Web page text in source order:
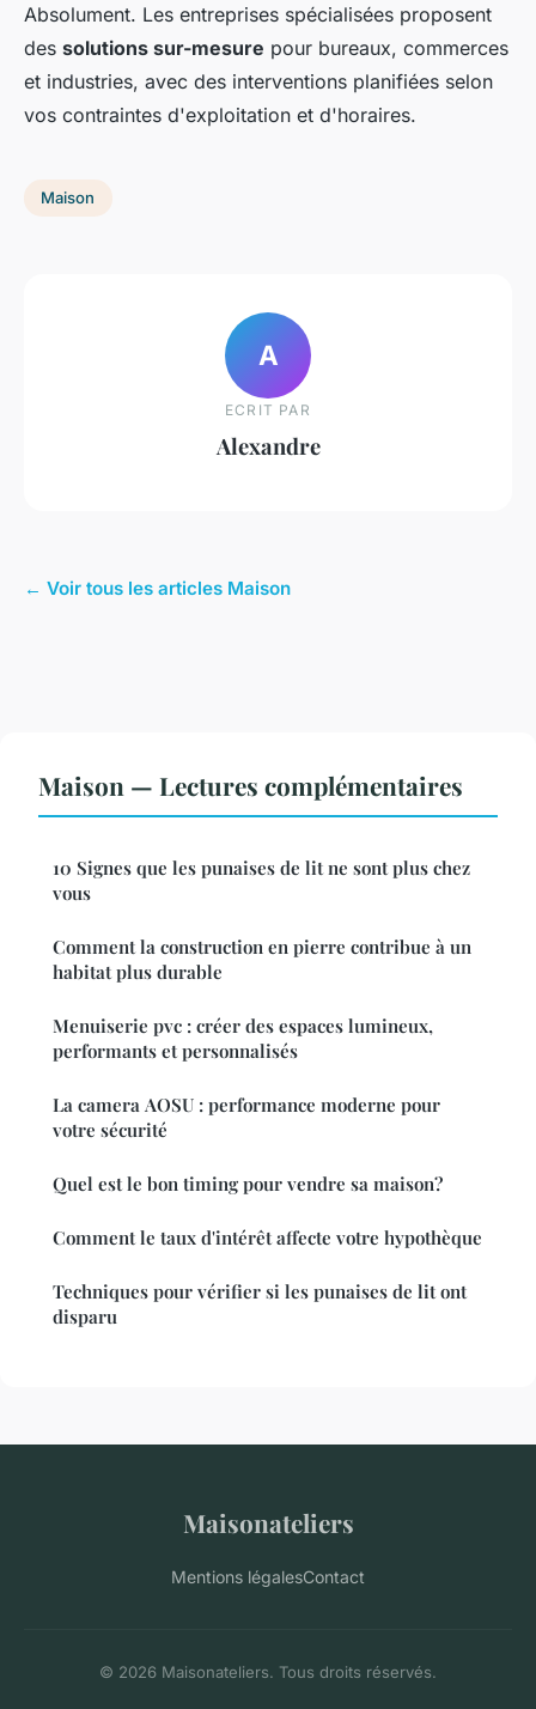
Absolument. Les entreprises spécialisées proposent
des solutions sur-mesure pour bureaux, commerces
et industries, avec des interventions planifiées selon
vos contraintes d'exploitation et d'horaires.
Maison
A
ECRIT PAR
Alexandre
← Voir tous les articles Maison
Maison — Lectures complémentaires
10 Signes que les punaises de lit ne sont plus chez
vous
Comment la construction en pierre contribue à un
habitat plus durable
Menuiserie pvc : créer des espaces lumineux,
performants et personnalisés
La camera AOSU : performance moderne pour
votre sécurité
Quel est le bon timing pour vendre sa maison?
Comment le taux d'intérêt affecte votre hypothèque
Techniques pour vérifier si les punaises de lit ont
disparu
Maisonateliers
Mentions légalesContact
© 2026 Maisonateliers. Tous droits réservés.